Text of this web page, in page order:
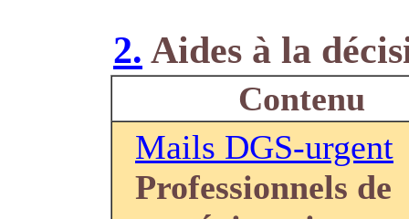
2. Aides à la
Contenu
Mails DGS-urgent
Professionnels de